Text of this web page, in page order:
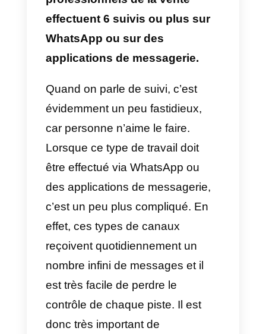
Cette mesure est très importante.
Elle indique que 51 % des
entreprises abandonnent lorsque
la vente n’a pas lieu dès le
premier contact. Vous devez être
très conscient de cela. Nous
savons tous, par exemple, que
lorsque nous utilisons WhatsApp
pour vendre, il peut arriver
qu’après avoir envoyé notre
message initial, la personne qui
devrait le lire oublie de le faire ou,